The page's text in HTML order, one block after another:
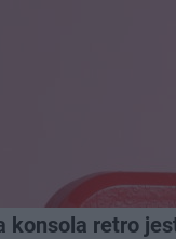
konsola retro